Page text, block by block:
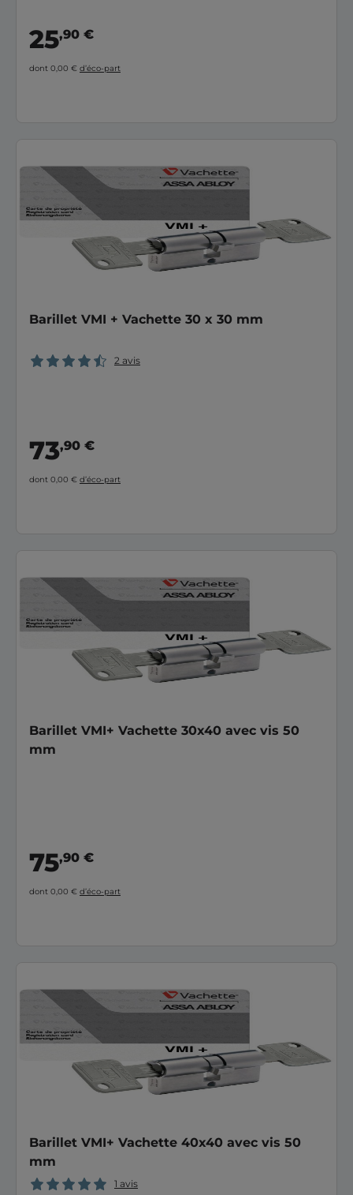
25,90 €
dont 0,00 € d’éco-part
Barillet VMI + Vachette 30 x 30 mm
2 avis
73,90 €
dont 0,00 € d’éco-part
Barillet VMI+ Vachette 30x40 avec vis 50
mm
75,90 €
dont 0,00 € d’éco-part
Barillet VMI+ Vachette 40x40 avec vis 50
mm
1 avis